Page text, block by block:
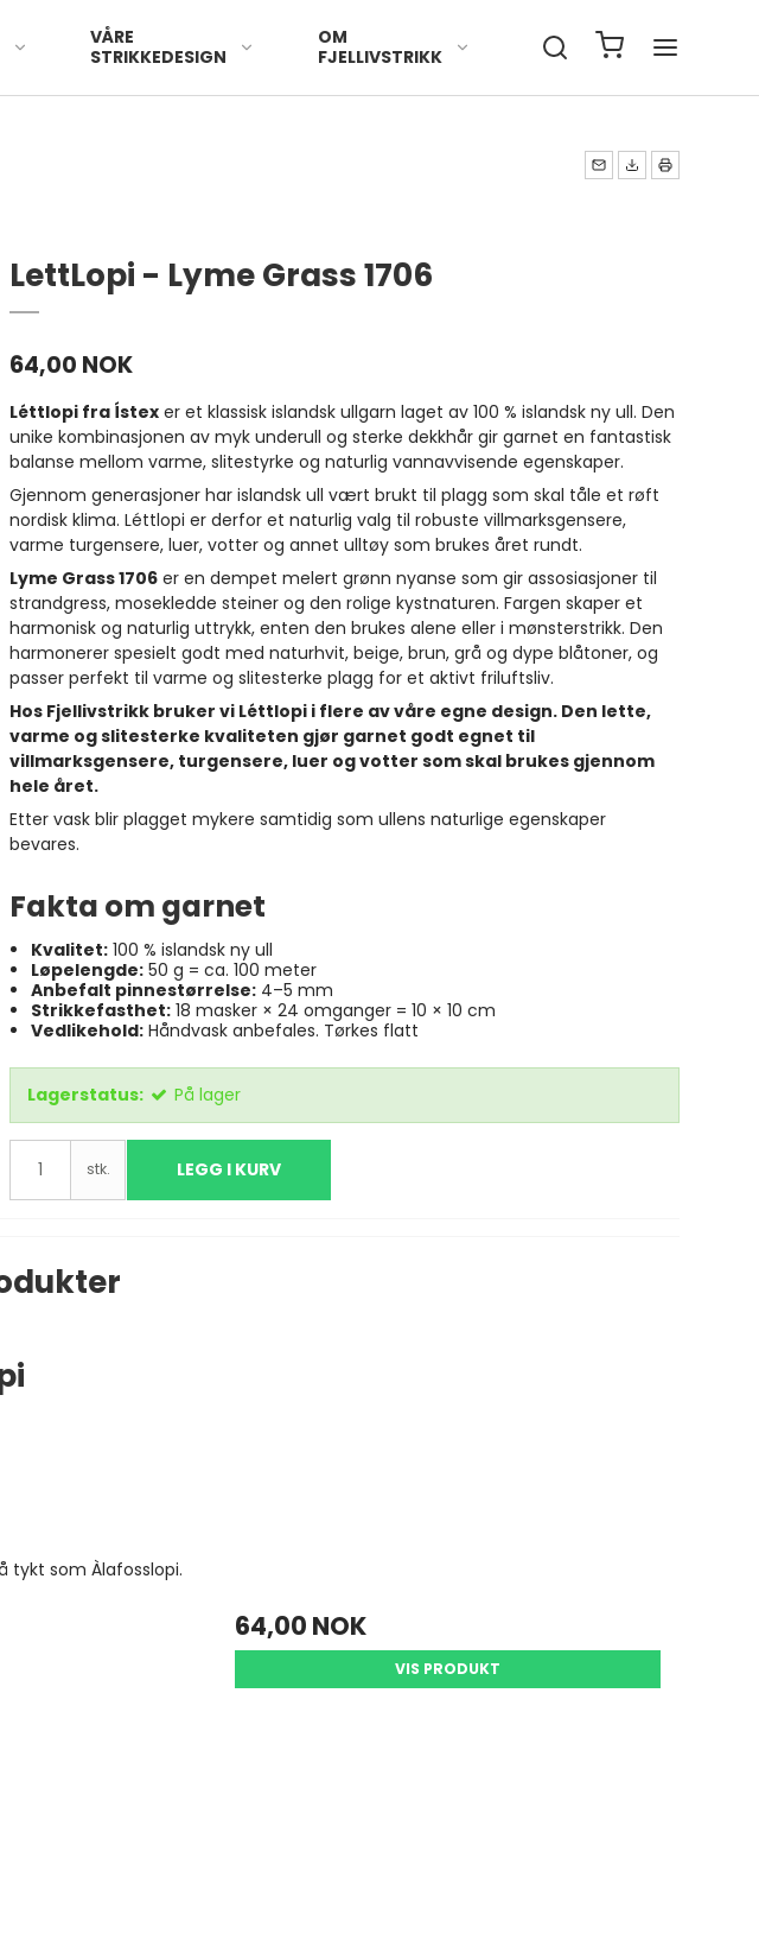
VÅRE
STRIKKEDESIGN
OM
FJELLIVSTRIKK
LettLopi - Lyme Grass 1706
64,00 NOK
Léttlopi fra Ístex er et klassisk islandsk ullgarn laget av 100 % islandsk ny ull. Den
unike kombinasjonen av myk underull og sterke dekkhår gir garnet en fantastisk
balanse mellom varme, slitestyrke og naturlig vannavvisende egenskaper.
Gjennom generasjoner har islandsk ull vært brukt til plagg som skal tåle et røft
nordisk klima. Léttlopi er derfor et naturlig valg til robuste villmarksgensere,
varme turgensere, luer, votter og annet ulltøy som brukes året rundt.
Lyme Grass 1706 er en dempet melert grønn nyanse som gir assosiasjoner til
strandgress, mosekledde steiner og den rolige kystnaturen. Fargen skaper et
harmonisk og naturlig uttrykk, enten den brukes alene eller i mønsterstrikk. Den
harmonerer spesielt godt med naturhvit, beige, brun, grå og dype blåtoner, og
passer perfekt til varme og slitesterke plagg for et aktivt friluftsliv.
Hos Fjellivstrikk bruker vi Léttlopi i flere av våre egne design. Den lette,
varme og slitesterke kvaliteten gjør garnet godt egnet til
villmarksgensere, turgensere, luer og votter som skal brukes gjennom
hele året.
Etter vask blir plagget mykere samtidig som ullens naturlige egenskaper
bevares.
Fakta om garnet
Kvalitet:100 % islandsk ny ull
Løpelengde:50 g = ca. 100 meter
Anbefalt pinnestørrelse:4–5 mm
Strikkefasthet:18 masker × 24 omganger = 10 × 10 cm
Vedlikehold:Håndvask anbefales. Tørkes flatt
Lagerstatus: På lager
stk. LEGG I KURV
tykt som Àlafosslopi.
64,00 NOK
VIS PRODUKT